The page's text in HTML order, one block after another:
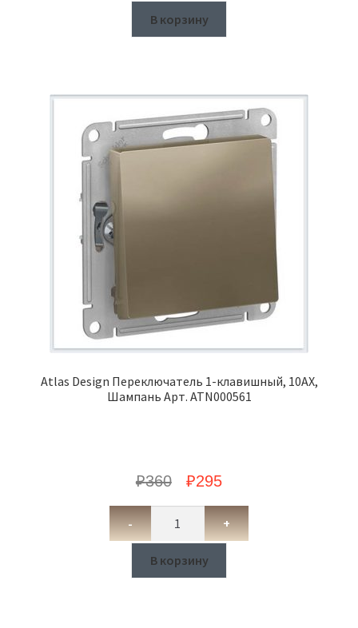
В корзину
Atlas Design Переключатель 1-клавишный, 10АХ,
Шампань Арт. ATN000561
₽360 ₽295
- +
В корзину